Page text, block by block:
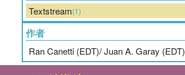
Textstream(1)
作者
Ran Canetti (EDT)/ Juan A. Garay (EDT)